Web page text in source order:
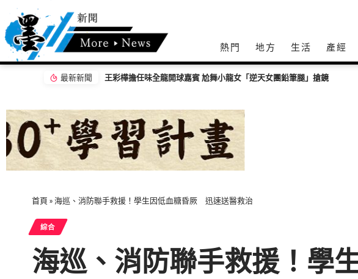
熱門 地方 生活 產經
最新新聞 【百工達人】 從音樂教育到生命陪伴 黛玉老師以生命經驗打造共學平台
首頁 »海巡、消防聯手救援！學生因低血糖昏厥 迅速送醫救治
綜合
海巡、消防聯手救援！學